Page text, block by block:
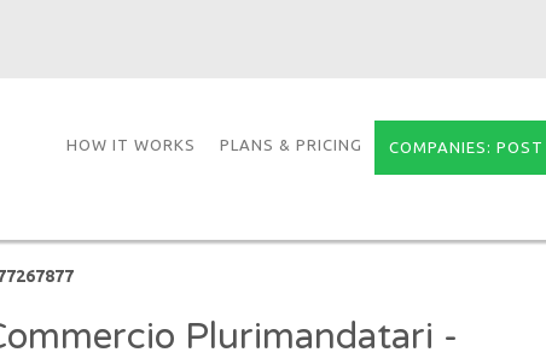
HOW IT WORKS PLANS & PRICING COMPANIES:
Plurimandatari -